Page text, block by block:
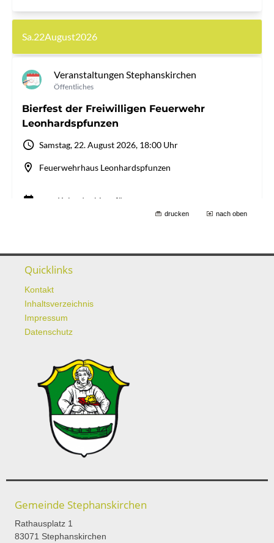
drucken nach oben
Quicklinks
Kontakt
Inhaltsverzeichnis
Impressum
Datenschutz
Gemeinde Stephanskirchen
Rathausplatz 1
83071 Stephanskirchen